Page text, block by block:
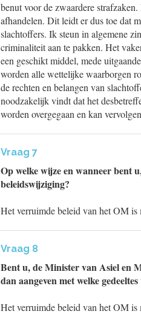
benut voor de zwaardere
afhandelen. Dit leidt er dus toe dat
slachtoffers. Ik steun in algemene
criminaliteit aan te pakken. Het
een geschikt middel, mede
worden alle wettelijke waarborgen
de rechten en belangen van
noodzakelijk vindt dat het
worden overgegaan en kan
Vraag 7
Op welke wijze en wanneer bent
beleidswijziging?
Het verruimde beleid van het OM
Vraag 8
Bent u, de Minister van Asiel en
dan aangeven met welke
Het verruimde beleid van het OM